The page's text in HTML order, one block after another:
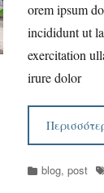
orem ipsum
incididunt ut
exercitation
irure dolor
Categories
blog,post